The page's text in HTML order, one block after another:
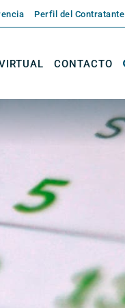
Perfil del Contratante
CONTACTO